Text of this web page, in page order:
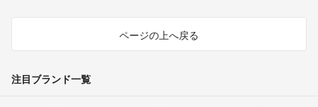
ページの上へ戻る
注目ブランド一覧